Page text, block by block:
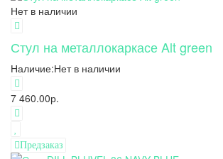
Нет в наличии
Стул на металлокаркасе Alt green
Наличие:Нет в наличии
7 460.00р.
Предзаказ